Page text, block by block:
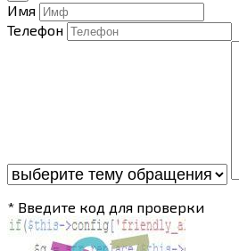
Имя
Телефон
* Введите код для проверки